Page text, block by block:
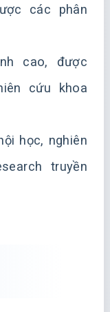
các phân
cao, được
cứu khoa
học, nghiên
truyền